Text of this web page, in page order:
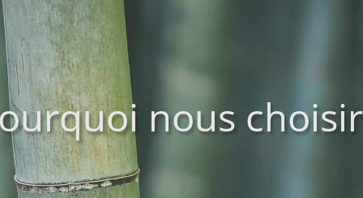
nous